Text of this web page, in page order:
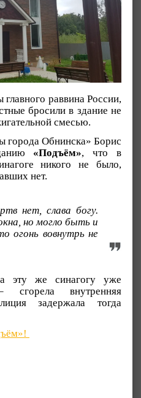
раввина России,
бросили в здание не
смесью.
города Обнинска» Борис
«Подъём», что в
никого не было,
нет.
нет, слава богу.
но могло быть и
огонь вовнутрь не
эту же синагогу уже
внутренняя
задержала тогда